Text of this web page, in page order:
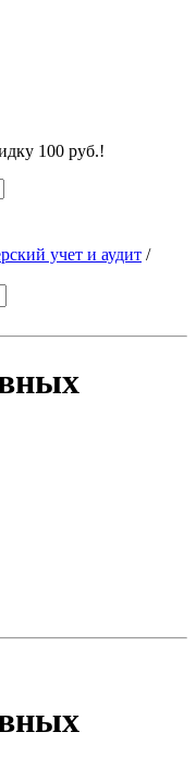
100 руб.!
учет и аудит /